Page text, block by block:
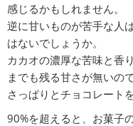
感じるかもしれません。
逆に甘いものが苦手な人
はないでしょうか。
カカオの濃厚な苦味と香
までも残る甘さが無いので
さっぱりとチョコレート
90%を超えると、お菓子